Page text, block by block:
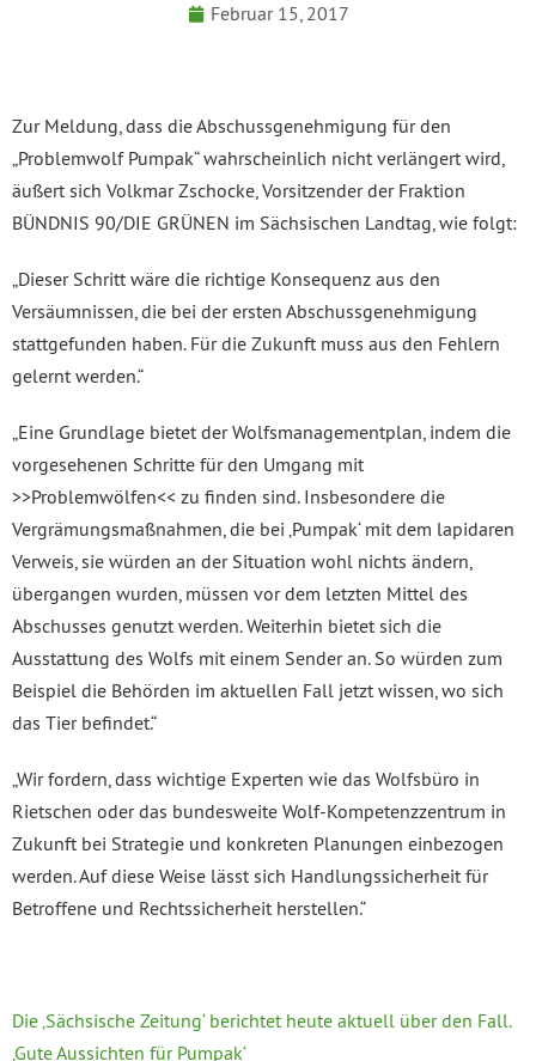
Februar 15, 2017
Zur Meldung, dass die Abschussgenehmigung für den
„Problemwolf Pumpak“ wahrscheinlich nicht verlängert wird,
äußert sich Volkmar Zschocke, Vorsitzender der Fraktion
BÜNDNIS 90/DIE GRÜNEN im Sächsischen Landtag, wie folgt:
„Dieser Schritt wäre die richtige Konsequenz aus den
Versäumnissen, die bei der ersten Abschussgenehmigung
stattgefunden haben. Für die Zukunft muss aus den Fehlern
gelernt werden.“
„Eine Grundlage bietet der Wolfsmanagementplan, indem die
vorgesehenen Schritte für den Umgang mit
>>Problemwölfen<< zu finden sind. Insbesondere die
Vergrämungsmaßnahmen, die bei ‚Pumpak‘ mit dem lapidaren
Verweis, sie würden an der Situation wohl nichts ändern,
übergangen wurden, müssen vor dem letzten Mittel des
Abschusses genutzt werden. Weiterhin bietet sich die
Ausstattung des Wolfs mit einem Sender an. So würden zum
Beispiel die Behörden im aktuellen Fall jetzt wissen, wo sich
das Tier befindet.“
„Wir fordern, dass wichtige Experten wie das Wolfsbüro in
Rietschen oder das bundesweite Wolf-Kompetenzzentrum in
Zukunft bei Strategie und konkreten Planungen einbezogen
werden. Auf diese Weise lässt sich Handlungssicherheit für
Betroffene und Rechtssicherheit herstellen.“
Die ‚Sächsische Zeitung‘ berichtet heute aktuell über den Fall.
‚Gute Aussichten für Pumpak‘